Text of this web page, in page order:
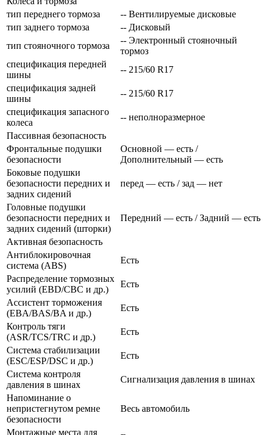
тип переднего тормоза
-- Вентилируемые дисковые
тип заднего тормоза
-- Дисковый
тип стояночного тормоза
-- Электронный стояночный
тормоз
спецификация передней
шины
-- 215/60 R17
спецификация задней
шины
-- 215/60 R17
спецификация запасного
колеса
-- неполноразмерное
Пассивная безопасность
Фронтальные подушки
безопасности
Основной — есть /
Дополнительный — есть
Боковые подушки
безопасности передних и
задних сидений
перед — есть / зад — нет
Головные подушки
безопасности передних и
задних сидений (шторки)
Передний — есть / Задний — есть
Активная безопасность
Антиблокировочная
система (ABS)
Есть
Распределение тормозных
усилий (EBD/CBC и др.)
Есть
Ассистент торможения
(EBA/BAS/BA и др.)
Есть
Контроль тяги
(ASR/TCS/TRC и др.)
Есть
Система стабилизации
(ESC/ESP/DSC и др.)
Есть
Система контроля
давления в шинах
Сигнализация давления в шинах
Напоминание о
непристегнутом ремне
безопасности
Весь автомобиль
Монтажные места для